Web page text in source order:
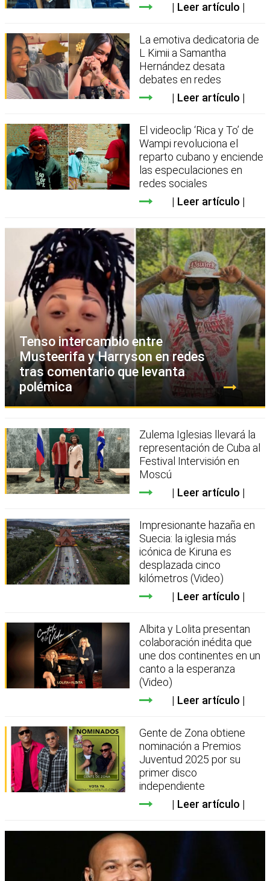
Leer artículo
La emotiva dedicatoria de
L Kimii a Samantha
Hernández desata
debates en redes
Leer artículo
El videoclip ‘Rica y To’ de
Wampi revoluciona el
reparto cubano y enciende
las especulaciones en
redes sociales
Leer artículo
Tenso intercambio entre
Musteerifa y Harryson en redes
tras comentario que levanta
polémica
Zulema Iglesias llevará la
representación de Cuba al
Festival Intervisión en
Moscú
Leer artículo
Impresionante hazaña en
Suecia: la iglesia más
icónica de Kiruna es
desplazada cinco
kilómetros (Video)
Leer artículo
Albita y Lolita presentan
colaboración inédita que
une dos continentes en un
canto a la esperanza
(Video)
Leer artículo
Gente de Zona obtiene
nominación a Premios
Juventud 2025 por su
primer disco
independiente
Leer artículo